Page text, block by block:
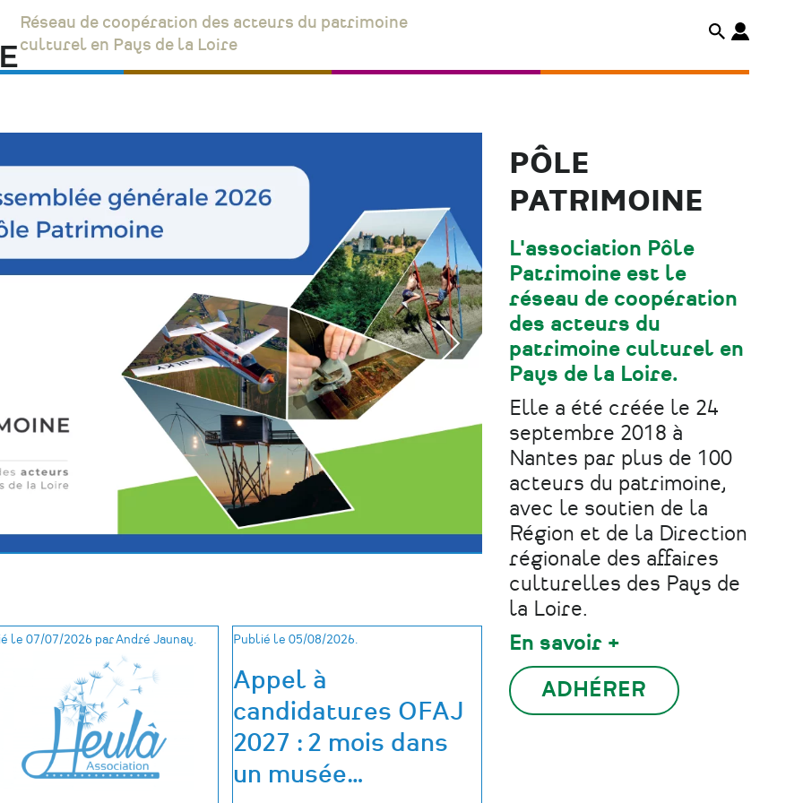
Réseau de coopération des acteurs du patrimoine
culturel en Pays de la Loire
le 07/07/2026 par André Jaunay. Publié le 05/08/2026.
Appel à
candidatures OFAJ
2027 : 2 mois dans
un musée…
PÔLE
PATRIMOINE
L'association Pôle
Patrimoine est le
réseau de coopération
des acteurs du
patrimoine culturel en
Pays de la Loire.
Elle a été créée le 24
septembre 2018 à
Nantes par plus de 100
acteurs du patrimoine,
avec le soutien de la
Région et de la Direction
régionale des affaires
culturelles des Pays de
la Loire.
En savoir +
ADHÉRER